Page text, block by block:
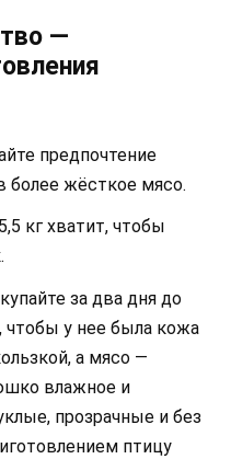
—
предпочтение
жёсткое мясо.
кг хватит, чтобы
за два дня до
чтобы у нее была кожа
а мясо —
влажное и
прозрачные и без
птицу